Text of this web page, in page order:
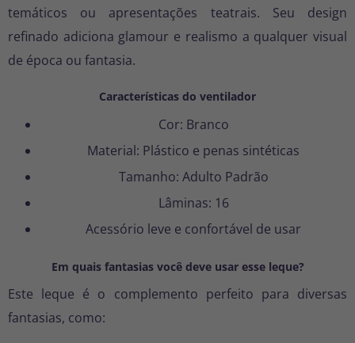
temáticos ou apresentações teatrais. Seu design
refinado adiciona glamour e realismo a qualquer visual
de época ou fantasia.
Características do ventilador
Cor: Branco
Material: Plástico e penas sintéticas
Tamanho: Adulto Padrão
Lâminas: 16
Acessório leve e confortável de usar
Em quais fantasias você deve usar esse leque?
Este leque é o complemento perfeito para diversas
fantasias, como: